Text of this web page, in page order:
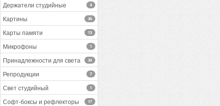
Держатели студийные 4
Картины 36
Карты памяти 13
Микрофоны 1
Принадлежности для света 34
Репродукции 7
Свет студийный 1
Софт-боксы и рефлекторы 17